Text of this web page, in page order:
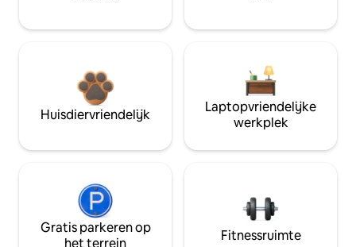
Huisdiervriendelijk
Laptopvriendelijke
werkplek
Gratis parkeren op
het terrein
Fitnessruimte